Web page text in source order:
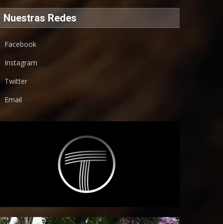
Nuestras Redes
Facebook
Instagram
Twitter
Email